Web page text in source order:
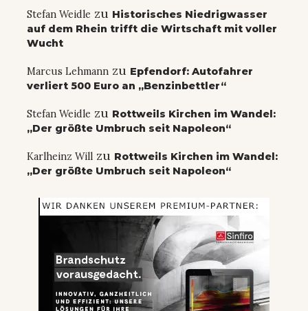
Stefan Weidle zu Historisches Niedrigwasser
auf dem Rhein trifft die Wirtschaft mit voller
Wucht
Marcus Lehmann zu Epfendorf: Autofahrer
verliert 500 Euro an „Benzinbettler“
Stefan Weidle zu Rottweils Kirchen im Wandel:
„Der größte Umbruch seit Napoleon“
Karlheinz Will zu Rottweils Kirchen im Wandel:
„Der größte Umbruch seit Napoleon“